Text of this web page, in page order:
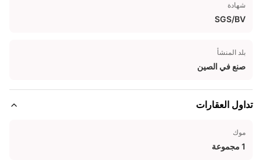
شهادة
SGS/BV
بلد المنشأ
صنع في الصين
تداول العقارات
موك
1 مجموعة